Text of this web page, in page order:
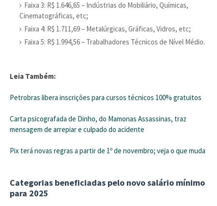
Faixa 3: R$ 1.646,65 – Indústrias do Mobiliário, Químicas,
Cinematográficas, etc;
Faixa 4: R$ 1.711,69 – Metalúrgicas, Gráficas, Vidros, etc;
Faixa 5: R$ 1.994,56 – Trabalhadores Técnicos de Nível Médio.
Leia Também:
Petrobras libera inscrições para cursos técnicos 100% gratuitos
Carta psicografada de Dinho, do Mamonas Assassinas, traz
mensagem de arrepiar e culpado do acidente
Pix terá novas regras a partir de 1º de novembro; veja o que muda
Categorias beneficiadas pelo novo salário mínimo
para 2025